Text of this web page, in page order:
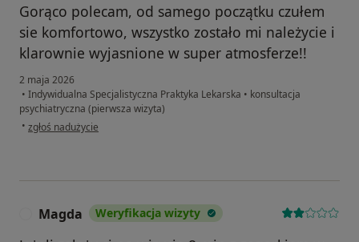
Gorąco polecam, od samego początku czułem
sie komfortowo, wszystko zostało mi należycie i
klarownie wyjasnione w super atmosferze!!
2 maja 2026
• Indywidualna Specjalistyczna Praktyka Lekarska • konsultacja
psychiatryczna (pierwsza wizyta)
• w opinii użytkownika DZ
zgłoś nadużycie
Magda Weryfikacja wizyty